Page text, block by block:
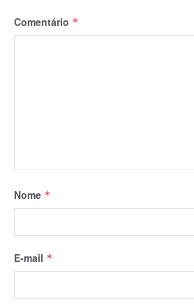
Comentário *
Nome *
E-mail *